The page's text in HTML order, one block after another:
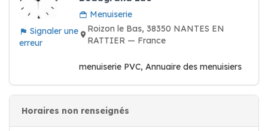
Signaler une
erreur
Menuiserie
Roizon le Bas, 38350 NANTES EN
RATTIER — France
menuiserie PVC, Annuaire des menuisiers
Horaires non renseignés